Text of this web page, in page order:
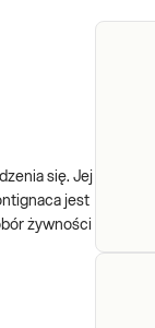
się. Jej
jest
żywności